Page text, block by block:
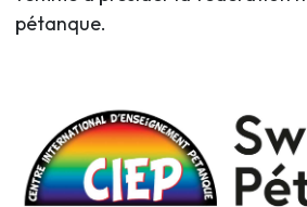
pétanque.